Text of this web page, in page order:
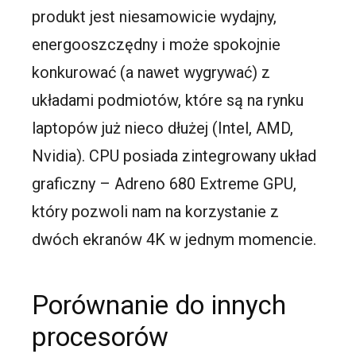
produkt jest niesamowicie wydajny,
energooszczędny i może spokojnie
konkurować (a nawet wygrywać) z
układami podmiotów, które są na rynku
laptopów już nieco dłużej (Intel, AMD,
Nvidia). CPU posiada zintegrowany układ
graficzny – Adreno 680 Extreme GPU,
który pozwoli nam na korzystanie z
dwóch ekranów 4K w jednym momencie.
Porównanie do innych
procesorów